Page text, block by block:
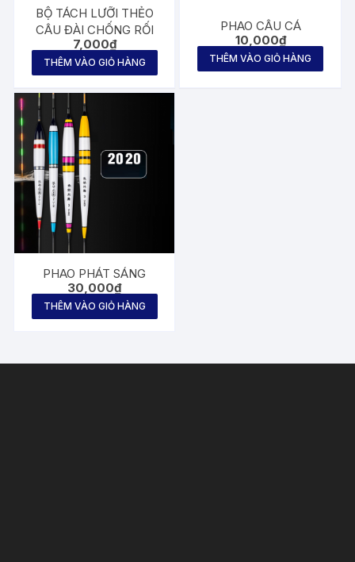
BỘ TÁCH LƯỠI THẺO
CÂU ĐÀI CHỐNG RỐI
7,000₫
THÊM VÀO GIỎ HÀNG
PHAO CÂU CÁ
10,000₫
THÊM VÀO GIỎ HÀNG
PHAO PHÁT SÁNG
30,000₫
THÊM VÀO GIỎ HÀNG